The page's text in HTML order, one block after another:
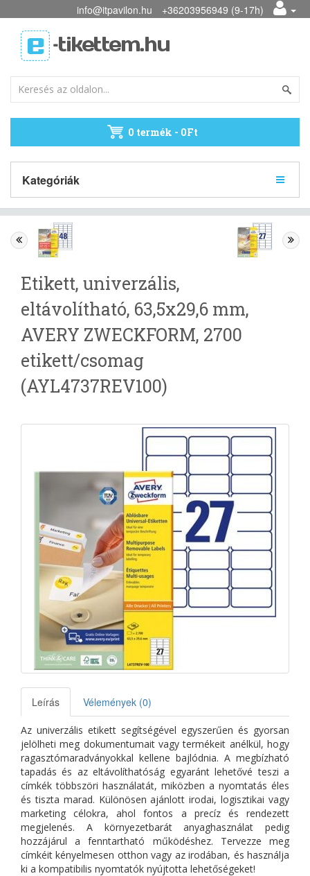
info@itpavilon.hu +36203956949 (9-17h)
0 termék - 0Ft
Kategóriák
Etikett, univerzális,
eltávolítható, 63,5x29,6 mm,
AVERY ZWECKFORM, 2700
etikett/csomag
(AYL4737REV100)
Leírás Vélemények (0)
Az univerzális etikett segítségével egyszerűen és gyorsan
jelölheti meg dokumentumait vagy termékeit anélkül, hogy
ragasztómaradványokkal kellene bajlódnia. A megbízható
tapadás és az eltávolíthatóság egyaránt lehetővé teszi a
címkék többszöri használatát, miközben a nyomtatás éles
és tiszta marad. Különösen ajánlott irodai, logisztikai vagy
marketing célokra, ahol fontos a precíz és rendezett
megjelenés. A környezetbarát anyaghasználat pedig
hozzájárul a fenntartható működéshez. Tervezze meg
címkéit kényelmesen otthon vagy az irodában, és használja
ki a kompatibilis nyomtatók nyújtotta lehetőségeket!